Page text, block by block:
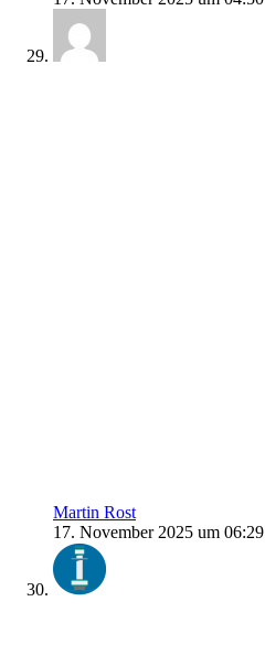
Martin Rost
17. November 2025 um 06:29